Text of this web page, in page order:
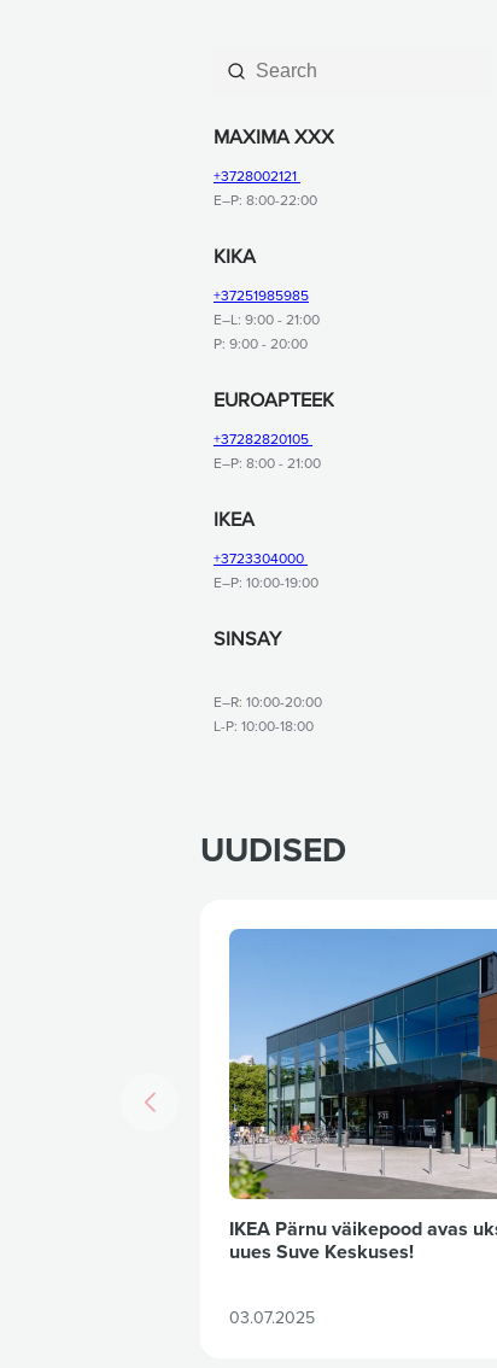
UUDISED
IKEA Pärnu väikepood avas
uues Suve Keskuses!
03.07.2025